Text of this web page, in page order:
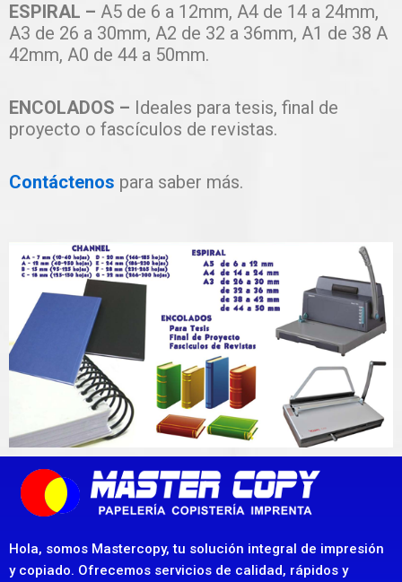
ESPIRAL – A5 de 6 a 12mm, A4 de 14 a 24mm,
A3 de 26 a 30mm, A2 de 32 a 36mm, A1 de 38 A
42mm, A0 de 44 a 50mm.
ENCOLADOS – Ideales para tesis, final de
proyecto o fascículos de revistas.
Contáctenos para saber más.
Hola, somos Mastercopy, tu solución integral de impresión
y copiado. Ofrecemos servicios de calidad, rápidos y